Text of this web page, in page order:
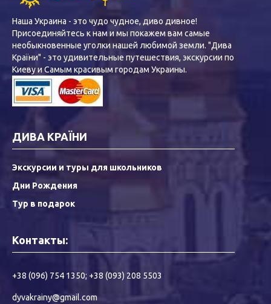
Наша Украина - это чудо чудное, диво дивное!
Присоединяйтесь к нам и мы покажем вам самые
необыкновенные уголки нашей любимой земли. "Дива
Країни" - это удивительные путешествия, экскурсии по
Киеву и Самым красивым городам Украины.
ДИВА КРАЇНИ
Экскурсии и туры для школьников
Дни Рождения
Тур в подарок
Контакты:
+38 (096) 754 1350; +38 (093) 208 5503
dyvakrainy@gmail.com